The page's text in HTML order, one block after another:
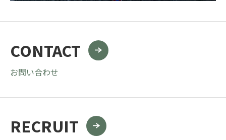
CONTACT
お問い合わせ
RECRUIT